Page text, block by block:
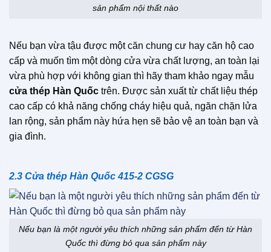
sản phẩm nội thất nào
Nếu bạn vừa tậu được một căn chung cư hay căn hộ cao
cấp và muốn tìm một dòng cửa vừa chất lượng, an toàn lại
vừa phù hợp với không gian thì hãy tham khảo ngay mẫu
cửa thép Hàn Quốc trên. Được sản xuất từ chất liệu thép
cao cấp có khả năng chống cháy hiệu quả, ngăn chặn lửa
lan rộng, sản phẩm này hứa hẹn sẽ bảo vệ an toàn bạn và
gia đình.
2.3 Cửa thép Hàn Quốc 415-2 CGSG
Nếu bạn là một người yêu thích những sản phẩm đến từ Hàn
Quốc thì đừng bỏ qua sản phẩm này